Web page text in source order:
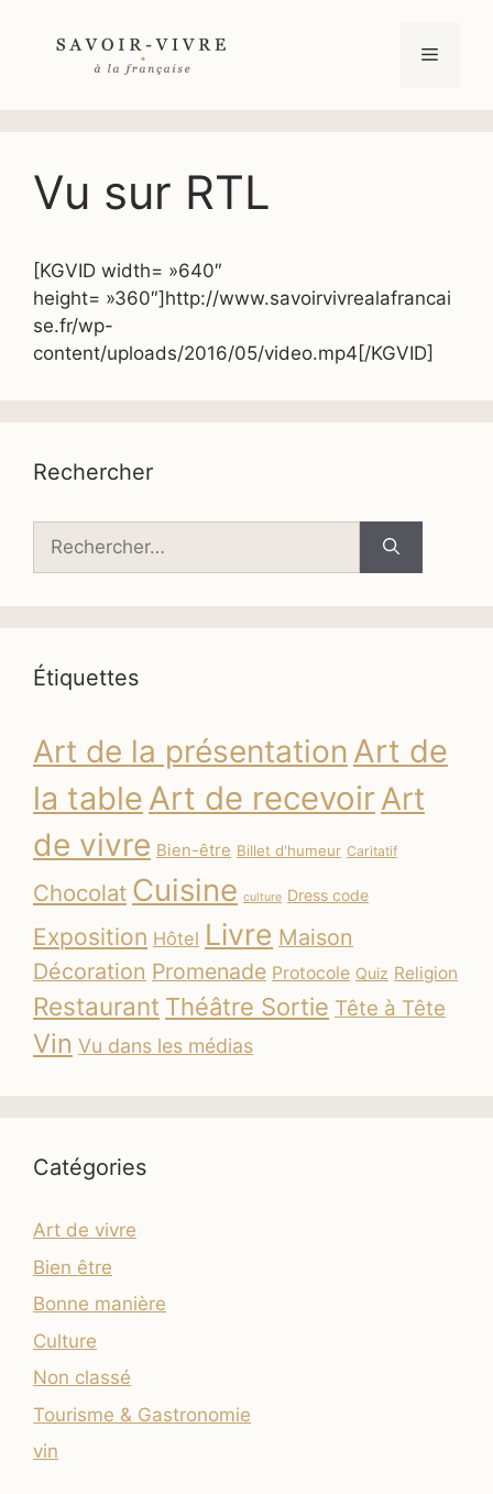
Menu
Vu sur RTL
[KGVID width= »640″
height= »360″]http://www.savoirvivrealafrancai
se.fr/wp-
content/uploads/2016/05/video.mp4[/KGVID]
Rechercher
Rechercher :
Étiquettes
Art de la présentation Art de
la table Art de recevoirArt
de vivre Bien-être Billet d'humeur Caritatif
Chocolat Cuisine culture Dress code
Exposition Hôtel Livre Maison
Décoration Promenade Protocole Quiz Religion
Restaurant Théâtre Sortie Tête à Tête
Vin Vu dans les médias
Catégories
Art de vivre
Bien être
Bonne manière
Culture
Non classé
Tourisme & Gastronomie
vin